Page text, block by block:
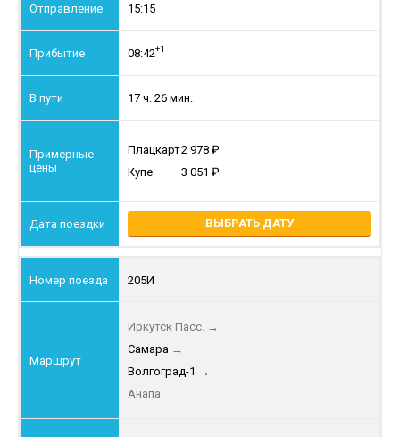
15:15
08:42+1
17 ч. 26 мин.
Плацкарт2 978
Купе
3 051
ВЫБРАТЬ ДАТУ
205И
Иркутск Пасс. →
Самара →
Волгоград-1 →
Анапа